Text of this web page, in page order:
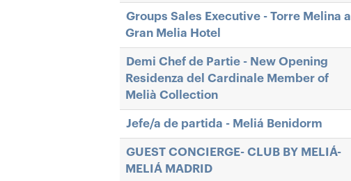
Groups Sales Executive - Torre Melina a
Gran Melia Hotel
Demi Chef de Partie - New Opening
Residenza del Cardinale Member of
Melià Collection
Jefe/a de partida - Meliá Benidorm
GUEST CONCIERGE- CLUB BY MELIÁ-
MELIÁ MADRID